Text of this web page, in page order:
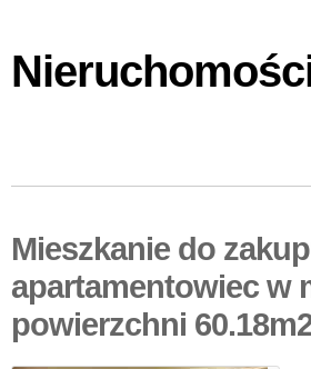
Mieszkanie do
apartamentowiec w
powierzchni